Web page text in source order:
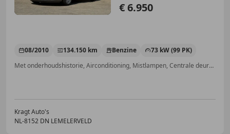
€ 6.950
08/2010 134.150 km Benzine
73 kW (99 PK)
Met onderhoudshistorie, Airconditioning, Mistlampen, Centrale deurvergrendeling met afstandsbediening, Elektrisch verstelbare buitenspiegels, Automatische klimaatregeling, Radio, Zij-airbags
Kragt Auto's
NL-8152 DN LEMELERVELD